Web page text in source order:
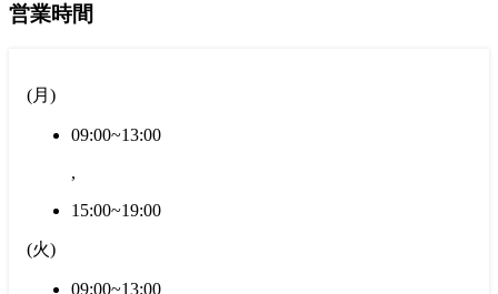
営業時間
(月 )
09:00~13:00
,
15:00~19:00
(火)
09:00~13:00